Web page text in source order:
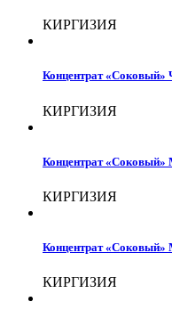
КИРГИЗИЯ
Концентрат «Соковый»
КИРГИЗИЯ
Концентрат «Соковый»
КИРГИЗИЯ
Концентрат «Соковый»
КИРГИЗИЯ